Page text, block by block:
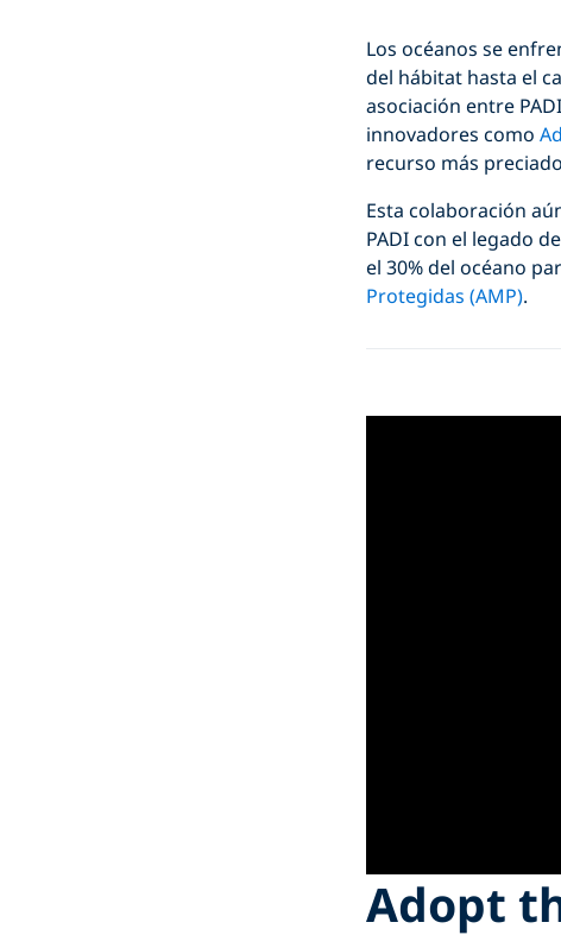
Los océanos se
del hábitat hasta el
asociación entre
innovadores como
recurso más
Esta colaboración
PADI con el legado
el 30% del océano
Protegidas (AMP).
Adopt